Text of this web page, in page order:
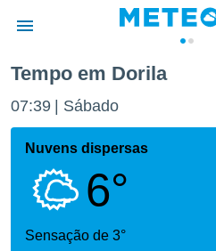
da
foi
fornecidas
a este
Tempo em Dorila
07:39 Sábado
Nuvens dispersas
6°
Sensação de 3°